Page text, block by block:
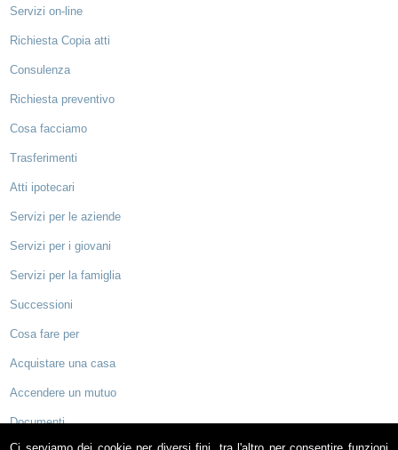
Servizi on-line
Richiesta Copia atti
Consulenza
Richiesta preventivo
Cosa facciamo
Trasferimenti
Atti ipotecari
Servizi per le aziende
Servizi per i giovani
Servizi per la famiglia
Successioni
Cosa fare per
Acquistare una casa
Accendere un mutuo
Documenti